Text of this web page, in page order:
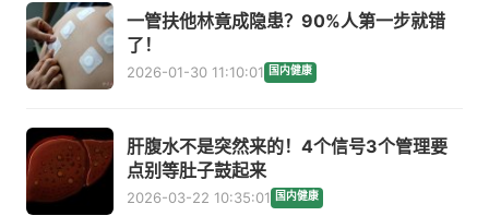
一管扶他林竟成隐患？90%人第一步就错
了！
2026-01-30 11:10:01 国内健康
肝腹水不是突然来的！4个信号3个管理要
点别等肚子鼓起来
2026-03-22 10:35:01 国内健康